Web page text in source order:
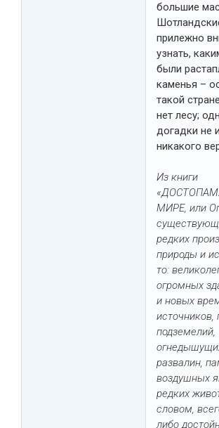
большие
прилежно
узнать,
были
каменья –
такой
нет лесу;
догадки не
никакого
Из книги
МИРЕ, или
редких
природы и
то:
огромных
и новых
источников,
подземелий,
развалин,
воздушных
редких
словом,
либо